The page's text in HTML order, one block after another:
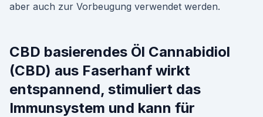
aber auch zur Vorbeugung verwendet werden.
CBD basierendes Öl Cannabidiol
(CBD) aus Faserhanf wirkt
entspannend, stimuliert das
Immunsystem und kann für